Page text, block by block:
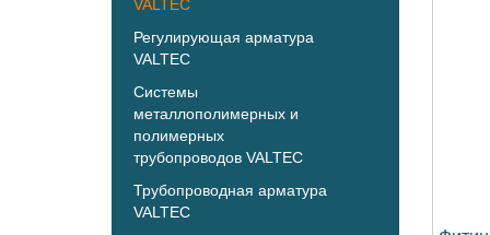
VALTEC
Регулирующая арматура
VALTEC
Системы
металлополимерных и
полимерных
трубопроводов VALTEC
Трубопроводная арматура
VALTEC